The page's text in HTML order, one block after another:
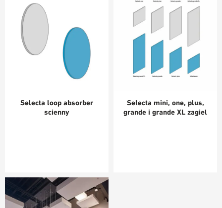
Selecta loop absorber
scienny
Selecta mini, one, plus,
grande i grande XL zagiel